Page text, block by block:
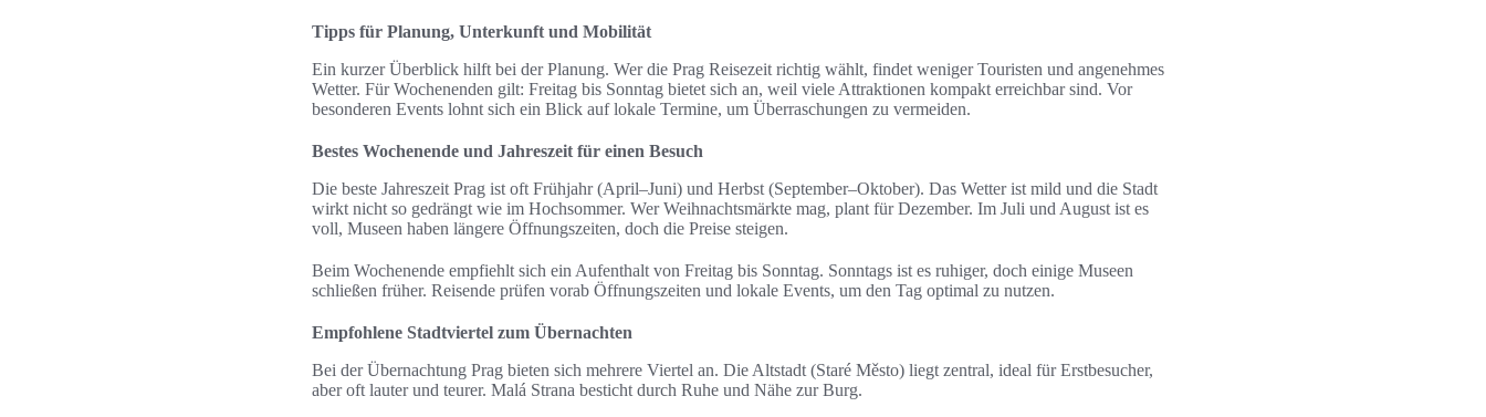
Tipps für Planung, Unterkunft und Mobilität
Ein kurzer Überblick hilft bei der Planung. Wer die Prag Reisezeit richtig wählt, findet weniger Touristen und angenehmes
Wetter. Für Wochenenden gilt: Freitag bis Sonntag bietet sich an, weil viele Attraktionen kompakt erreichbar sind. Vor
besonderen Events lohnt sich ein Blick auf lokale Termine, um Überraschungen zu vermeiden.
Bestes Wochenende und Jahreszeit für einen Besuch
Die beste Jahreszeit Prag ist oft Frühjahr (April–Juni) und Herbst (September–Oktober). Das Wetter ist mild und die Stadt
wirkt nicht so gedrängt wie im Hochsommer. Wer Weihnachtsmärkte mag, plant für Dezember. Im Juli und August ist es
voll, Museen haben längere Öffnungszeiten, doch die Preise steigen.
Beim Wochenende empfiehlt sich ein Aufenthalt von Freitag bis Sonntag. Sonntags ist es ruhiger, doch einige Museen
schließen früher. Reisende prüfen vorab Öffnungszeiten und lokale Events, um den Tag optimal zu nutzen.
Empfohlene Stadtviertel zum Übernachten
Bei der Übernachtung Prag bieten sich mehrere Viertel an. Die Altstadt (Staré Město) liegt zentral, ideal für Erstbesucher,
aber oft lauter und teurer. Malá Strana besticht durch Ruhe und Nähe zur Burg.